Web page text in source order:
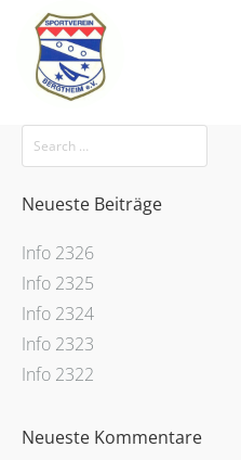
Home
News
Abteilungen
Kontakt
Neueste Beiträge
Info 2326
Info 2325
Info 2324
Info 2323
Info 2322
Neueste Kommentare